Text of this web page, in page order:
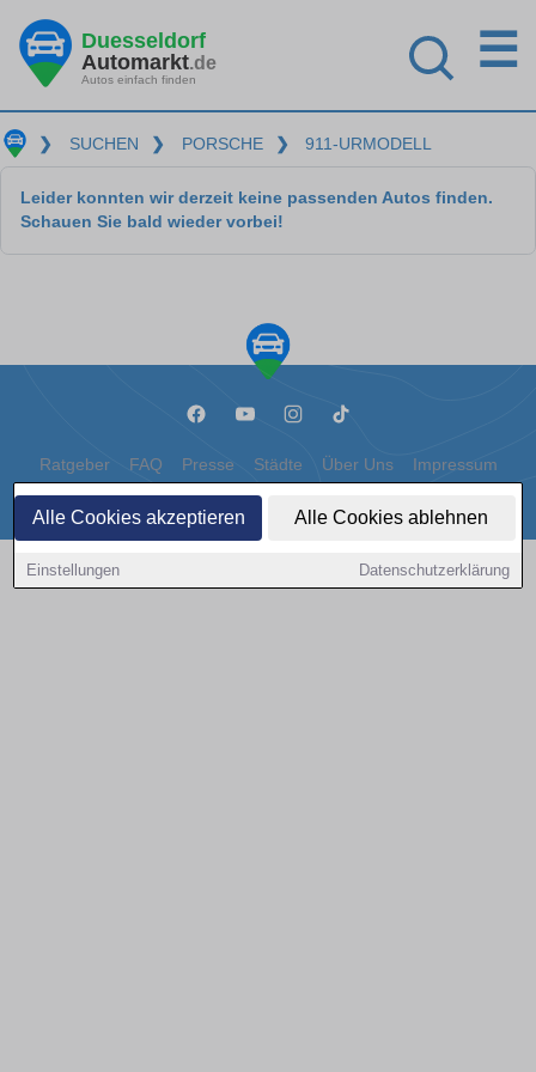
Alle Cookies akzeptieren Alle Cookies ablehnen
Einstellungen Datenschutzerklärung
Duesseldorf
Automarkt.de
Autos einfach finden
☰
❯ SUCHEN ❯ PORSCHE ❯ 911-URMODELL
Leider konnten wir derzeit keine passenden Autos finden.
Schauen Sie bald wieder vorbei!
Ratgeber FAQ Presse Städte Über Uns Impressum
Datenschutz Cookies
Copyright © 2000 - 2026 | 1A Infosysteme GmbH | Content by: 1a-sites-autos